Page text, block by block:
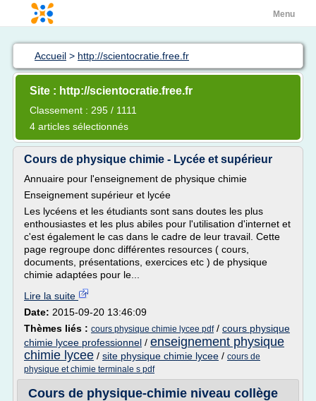
Menu
Accueil > http://scientocratie.free.fr
Site : http://scientocratie.free.fr
Classement : 295 / 1111
4 articles sélectionnés
Cours de physique chimie - Lycée et supérieur
Annuaire pour l'enseignement de physique chimie
Enseignement supérieur et lycée
Les lycéens et les étudiants sont sans doutes les plus
enthousiastes et les plus abiles pour l'utilisation d'internet et
c'est également le cas dans le cadre de leur travail. Cette
page regroupe donc différentes resources ( cours,
documents, présentations, exercices etc ) de physique
chimie adaptées pour le...
Lire la suite
Date: 2015-09-20 13:46:09
Thèmes liés : cours physique chimie lycee pdf/ cours physique
chimie lycee professionnel / enseignement physique
chimie lycee / site physique chimie lycee / cours de
physique et chimie terminale s pdf
Cours de physique-chimie niveau collège